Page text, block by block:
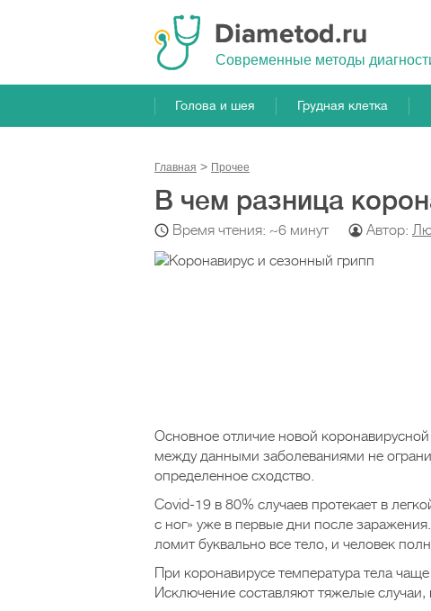
Cовременные методы
Голова и шея Грудная клетка
Главная Прочeе
В чем разница
Время чтения: ~6 минут Автор:
Основное отличие новой
между данными заболеваниями не
определенное сходство.
Covid-19 в 80% случаев протекает в
с ног» уже в первые дни после
ломит буквально все тело, и человек
При коронавирусе температура тела
Исключение составляют тяжелые